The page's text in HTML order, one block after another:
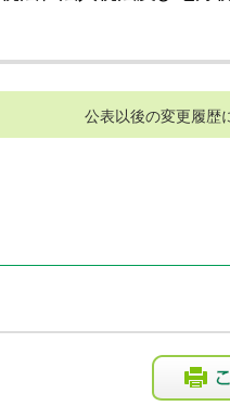
公表以後の変更履歴